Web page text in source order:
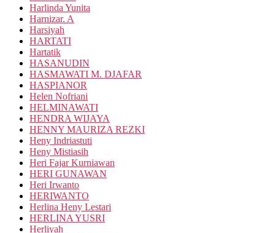
Harlinda Yunita
Harnizar. A
Harsiyah
HARTATI
Hartatik
HASANUDIN
HASMAWATI M. DJAFAR
HASPIANOR
Helen Nofriani
HELMINAWATI
HENDRA WIJAYA
HENNY MAURIZA REZKI
Heny Indriastuti
Heny Mistiasih
Heri Fajar Kurniawan
HERI GUNAWAN
Heri Irwanto
HERIWANTO
Herlina Heny Lestari
HERLINA YUSRI
Herliyah